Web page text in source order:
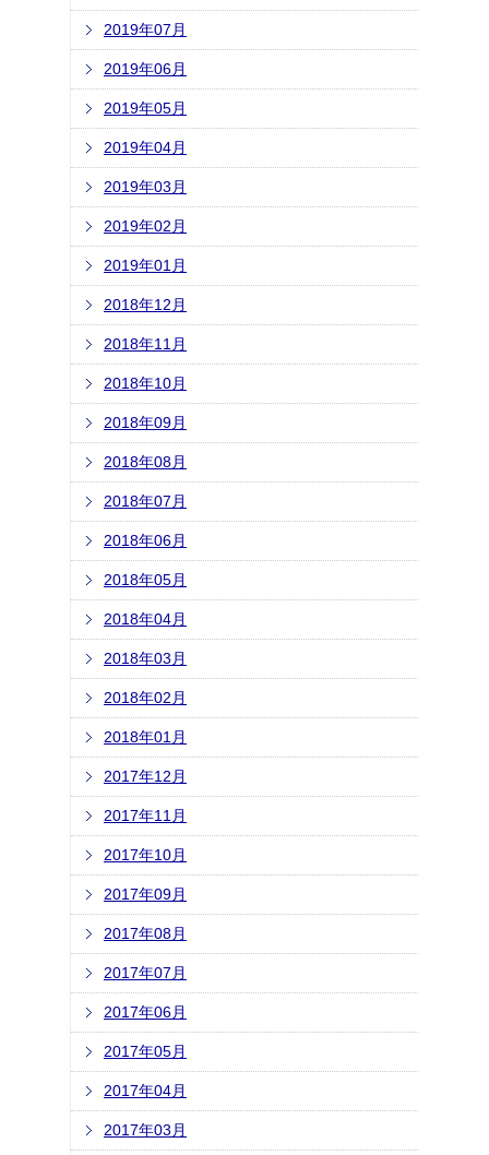
2019年07月
2019年06月
2019年05月
2019年04月
2019年03月
2019年02月
2019年01月
2018年12月
2018年11月
2018年10月
2018年09月
2018年08月
2018年07月
2018年06月
2018年05月
2018年04月
2018年03月
2018年02月
2018年01月
2017年12月
2017年11月
2017年10月
2017年09月
2017年08月
2017年07月
2017年06月
2017年05月
2017年04月
2017年03月